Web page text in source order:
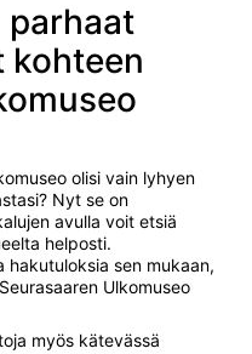
parhaat
kohteen
olisi vain lyhyen
Nyt se on
avulla voit etsiä
helposti.
hakutuloksia sen mukaan,
Ulkomuseo
myös kätevässä